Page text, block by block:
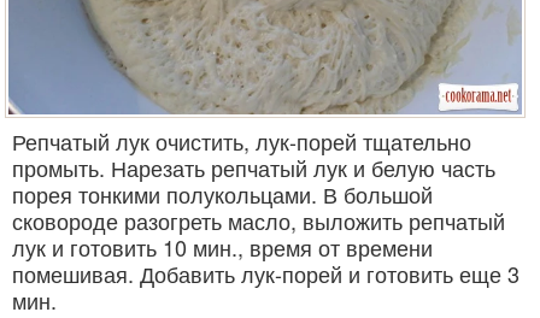
Репчатый лук очистить, лук-порей тщательно
промыть. Нарезать репчатый лук и белую часть
порея тонкими полукольцами. В большой
сковороде разогреть масло, выложить репчатый
лук и готовить 10 мин., время от времени
помешивая. Добавить лук-порей и готовить еще 3
мин.